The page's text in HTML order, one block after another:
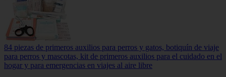
84 piezas de primeros auxilios para perros y gatos, botiquín de viaje
para perros y mascotas, kit de primeros auxilios para el cuidado en el
hogar y para emergencias en viajes al aire libre